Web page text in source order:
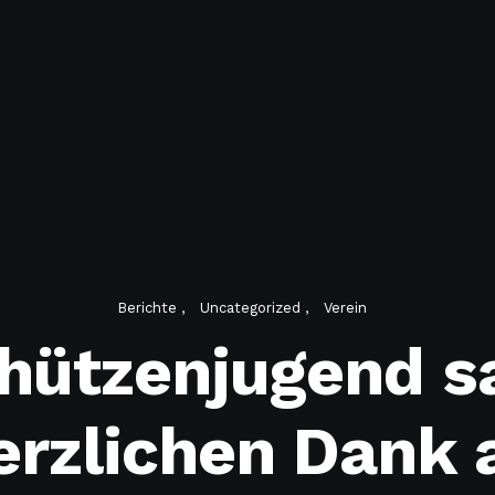
Berichte Uncategorized Verein
Dank